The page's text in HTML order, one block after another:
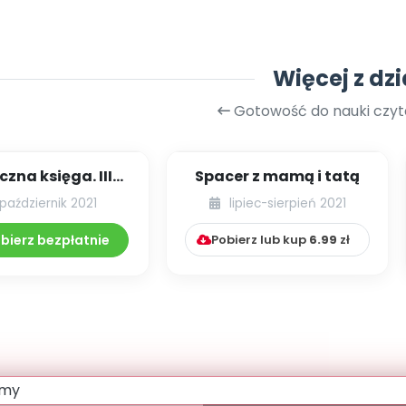
Więcej z
Gotowość do nauki
księga. III
projektu
październik 2021
bezpłatnie
Spacer z mamą i tatą
lipiec-sierpień 2021
Pobierz lub kup 6.99 zł